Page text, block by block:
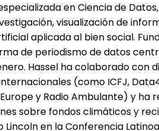
en Ciencia de
visualización de
aplicada al bien social.
de periodismo de datos
Hassel ha colaborado con
(como ICFJ,
y Radio Ambulante) y ha
sobre fondos climáticos y
Lincoln en la Conferencia